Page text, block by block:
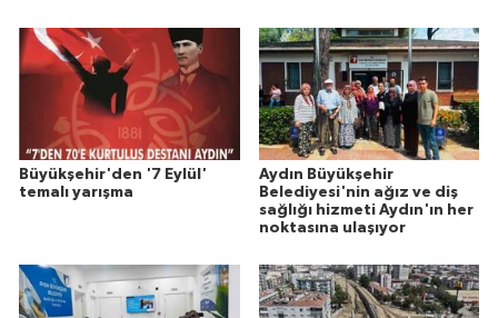
Büyükşehir'den '7 Eylül'
temalı yarışma
Aydın Büyükşehir
Belediyesi'nin ağız ve diş
sağlığı hizmeti Aydın'ın her
noktasına ulaşıyor